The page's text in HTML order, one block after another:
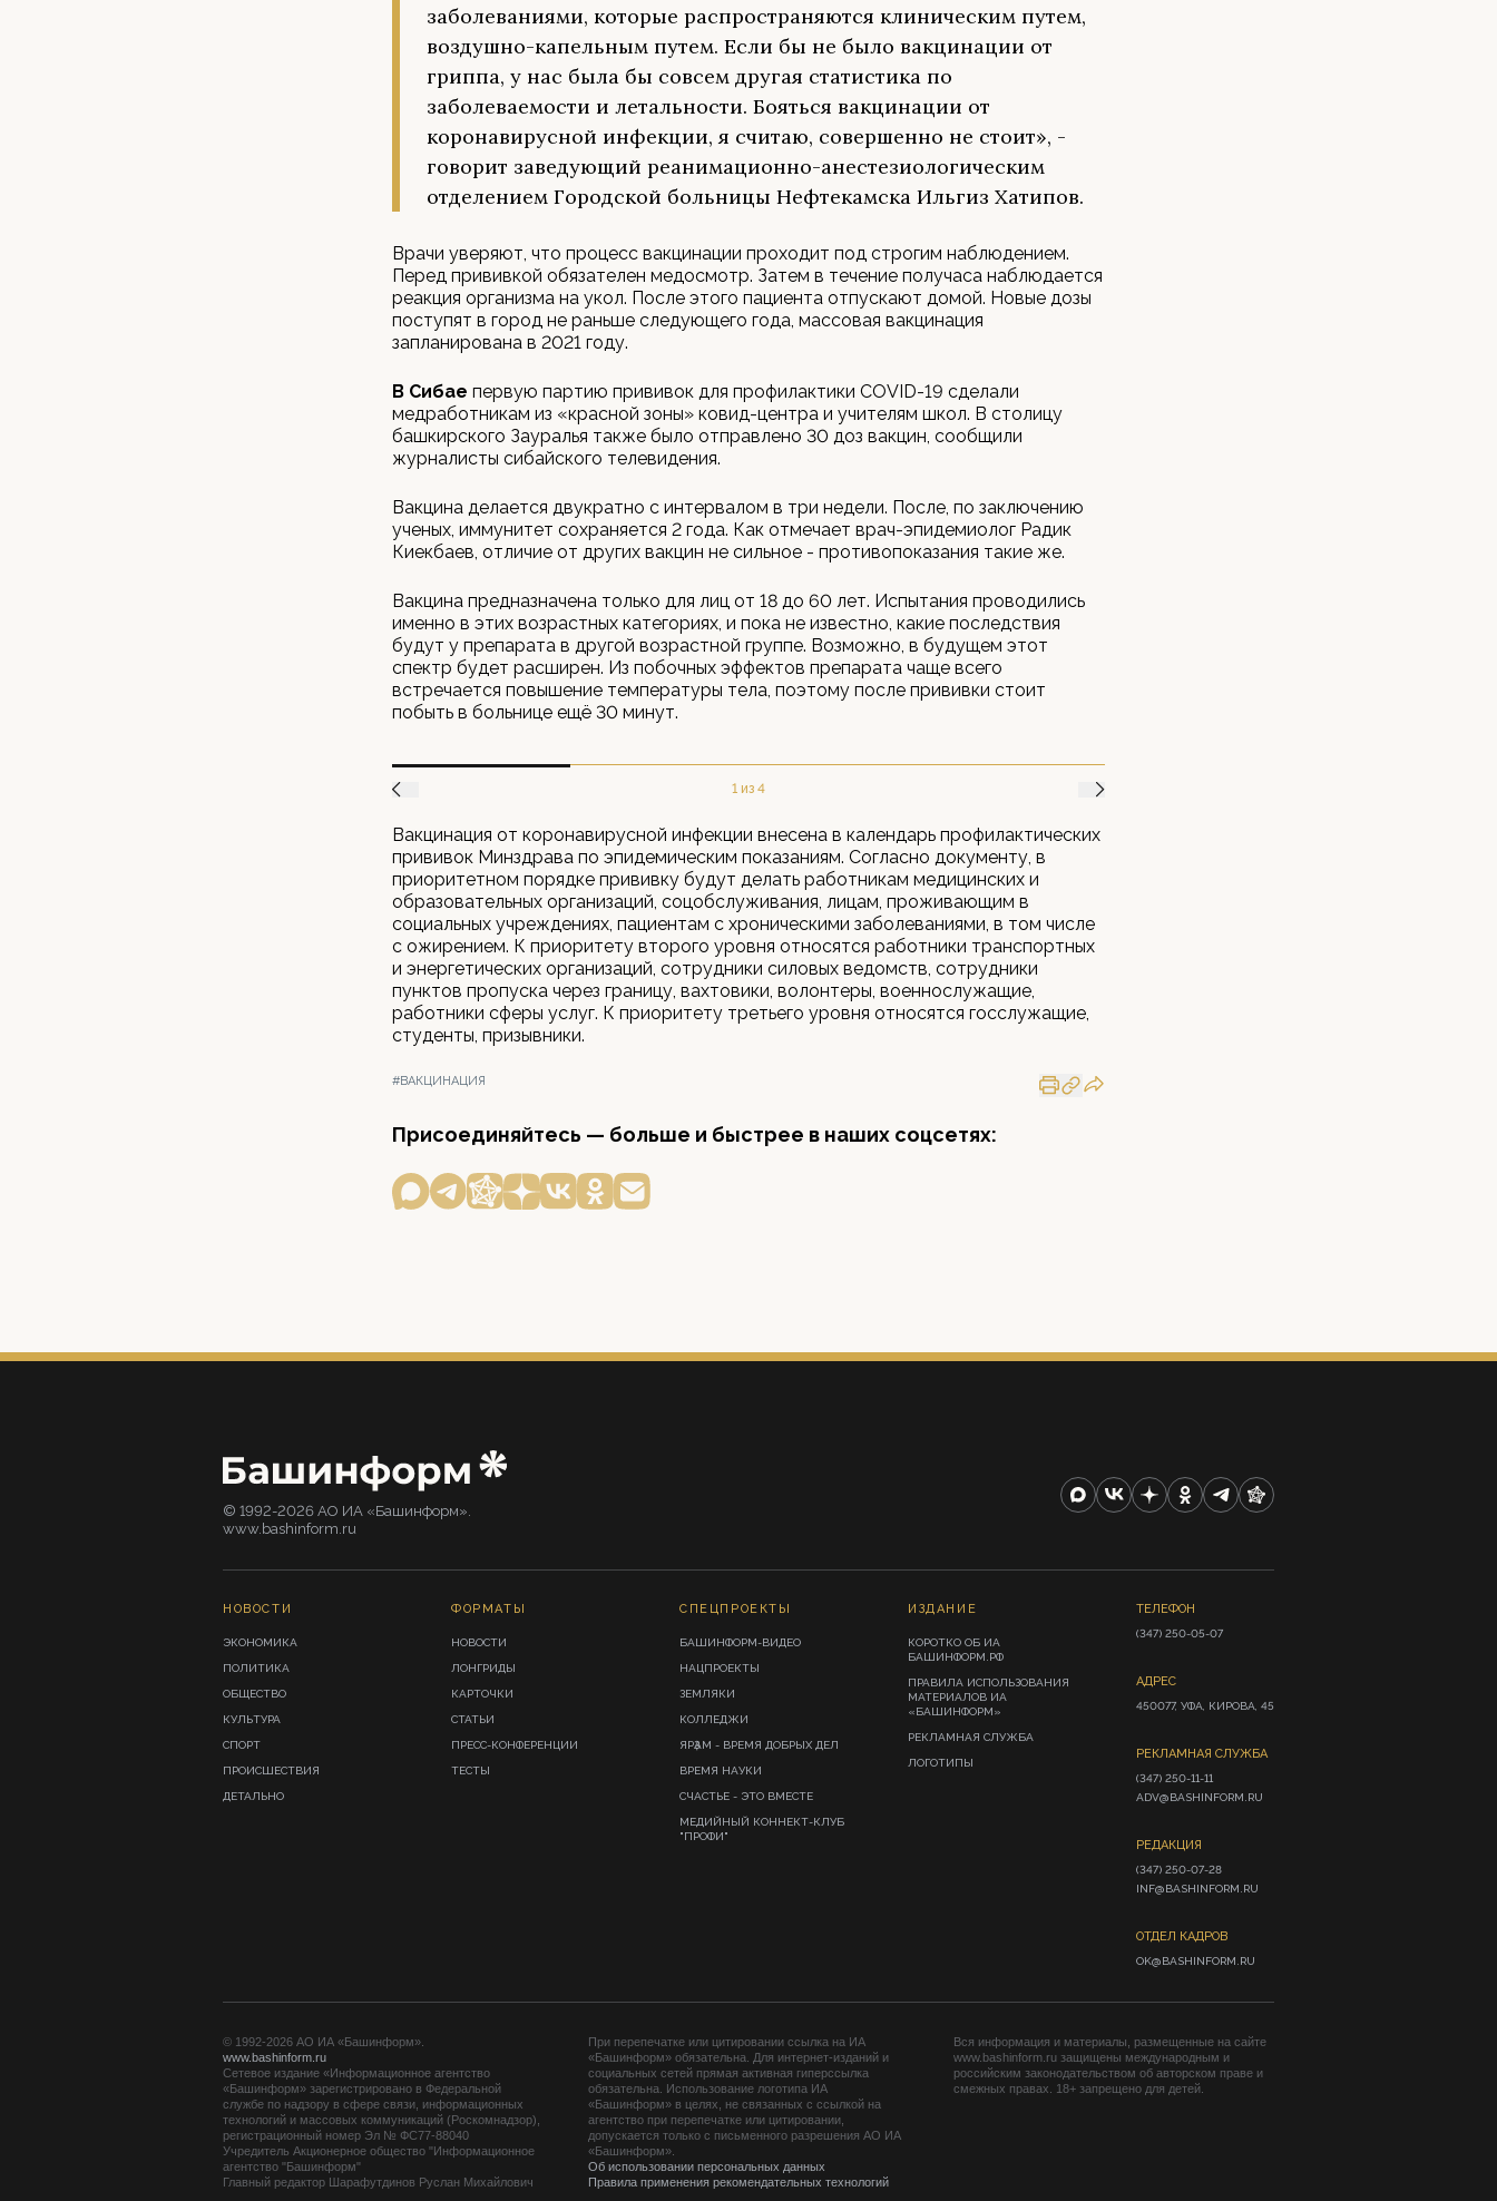
заболеваниями, которые распространяются клиническим путем,
воздушно-капельным путем. Если бы не было вакцинации от
гриппа, у нас была бы совсем другая статистика по
заболеваемости и летальности. Бояться вакцинации от
коронавирусной инфекции, я считаю, совершенно не стоит», -
говорит заведующий реанимационно-анестезиологическим
отделением Городской больницы Нефтекамска Ильгиз Хатипов.
Врачи уверяют, что процесс вакцинации проходит под строгим наблюдением.
Перед прививкой обязателен медосмотр. Затем в течение получаса наблюдается
реакция организма на укол. После этого пациента отпускают домой. Новые дозы
поступят в город не раньше следующего года, массовая вакцинация
запланирована в 2021 году.
В Сибае первую партию прививок для профилактики COVID-19 сделали
медработникам из «красной зоны» ковид-центра и учителям школ. В столицу
башкирского Зауралья также было отправлено 30 доз вакцин, сообщили
журналисты сибайского телевидения.
Вакцина делается двукратно с интервалом в три недели. После, по заключению
ученых, иммунитет сохраняется 2 года. Как отмечает врач-эпидемиолог Радик
Киекбаев, отличие от других вакцин не сильное - противопоказания такие же.
Вакцина предназначена только для лиц от 18 до 60 лет. Испытания проводились
именно в этих возрастных категориях, и пока не известно, какие последствия
будут у препарата в другой возрастной группе. Возможно, в будущем этот
спектр будет расширен. Из побочных эффектов препарата чаще всего
встречается повышение температуры тела, поэтому после прививки стоит
побыть в больнице ещё 30 минут.
1 из 4
Вакцинация от коронавирусной инфекции внесена в календарь профилактических
прививок Минздрава по эпидемическим показаниям. Согласно документу, в
приоритетном порядке прививку будут делать работникам медицинских и
образовательных организаций, соцобслуживания, лицам, проживающим в
социальных учреждениях, пациентам с хроническими заболеваниями, в том числе
с ожирением. К приоритету второго уровня относятся работники транспортных
и энергетических организаций, сотрудники силовых ведомств, сотрудники
пунктов пропуска через границу, вахтовики, волонтеры, военнослужащие,
работники сферы услуг. К приоритету третьего уровня относятся госслужащие,
студенты, призывники.
#ВАКЦИНАЦИЯ
Присоединяйтесь — больше и быстрее в наших соцсетях:
© 1992-2026 АО ИА «Башинформ».
www.bashinform.ru
НОВОСТИ
ЭКОНОМИКА
ПОЛИТИКА
ОБЩЕСТВО
КУЛЬТУРА
СПОРТ
ПРОИСШЕСТВИЯ
ДЕТАЛЬНО
ФОРМАТЫ
НОВОСТИ
ЛОНГРИДЫ
КАРТОЧКИ
СТАТЬИ
ПРЕСС-КОНФЕРЕНЦИИ
ТЕСТЫ
СПЕЦПРОЕКТЫ
БАШИНФОРМ-ВИДЕО
НАЦПРОЕКТЫ
ЗЕМЛЯКИ
КОЛЛЕДЖИ
ЯРҘАМ - ВРЕМЯ ДОБРЫХ ДЕЛ
ВРЕМЯ НАУКИ
СЧАСТЬЕ - ЭТО ВМЕСТЕ
МЕДИЙНЫЙ КОННЕКТ-КЛУБ
"ПРОФИ"
ИЗДАНИЕ
КОРОТКО ОБ ИА
БАШИНФОРМ.РФ
ПРАВИЛА ИСПОЛЬЗОВАНИЯ
МАТЕРИАЛОВ ИА
«БАШИНФОРМ»
РЕКЛАМНАЯ СЛУЖБА
ЛОГОТИПЫ
ТЕЛЕФОН
(347) 250-05-07
АДРЕС
450077, УФА, КИРОВА, 45
РЕКЛАМНАЯ СЛУЖБА
(347) 250-11-11
ADV@BASHINFORM.RU
РЕДАКЦИЯ
(347) 250-07-28
INF@BASHINFORM.RU
ОТДЕЛ КАДРОВ
OK@BASHINFORM.RU
© 1992-2026 АО ИА «Башинформ».
www.bashinform.ru
Сетевое издание «Информационное агентство
«Башинформ» зарегистрировано в Федеральной
службе по надзору в сфере связи, информационных
технологий и массовых коммуникаций (Роскомнадзор),
регистрационный номер Эл № ФС77-88040
Учредитель Акционерное общество "Информационное
агентство "Башинформ"
Главный редактор Шарафутдинов Руслан Михайлович
При перепечатке или цитировании ссылка на ИА
«Башинформ» обязательна. Для интернет-изданий и
социальных сетей прямая активная гиперссылка
обязательна. Использование логотипа ИА
«Башинформ» в целях, не связанных с ссылкой на
агентство при перепечатке или цитировании,
допускается только с письменного разрешения АО ИА
«Башинформ».
Об использовании персональных данных
Правила применения рекомендательных технологий
Вся информация и материалы, размещенные на сайте
www.bashinform.ru защищены международным и
российским законодательством об авторском праве и
смежных правах. 18+ запрещено для детей.